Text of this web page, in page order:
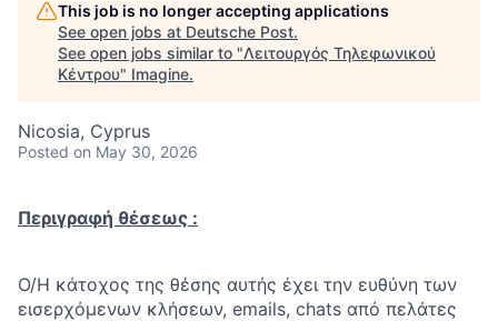
This job is no longer accepting applications
See open jobs at Deutsche Post.
See open jobs similar to "Λειτουργός Τηλεφωνικού
Κέντρου" Imagine.
Nicosia, Cyprus
Posted on May 30, 2026
Περιγραφή θέσεως :
Ο/Η κάτοχος της θέσης αυτής έχει την ευθύνη των
εισερχόμενων κλήσεων, emails, chats από πελάτες